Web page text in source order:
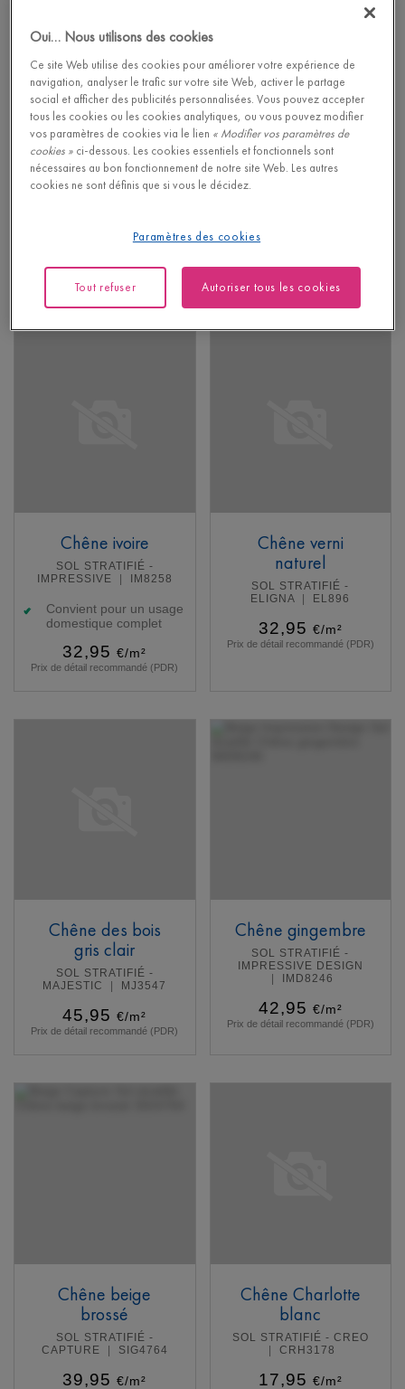
Merbau
SOL STRATIFIÉ -
€/m²
Chêne sableux
22,95 €/m²
Prix de détail recommandé (PDR)
Chêne ivoire
SOL STRATIFIÉ -
IMPRESSIVE
IM8258
Convient pour un usage
domestique complet
32,95 €/m²
Prix de détail recommandé (PDR)
Chêne verni
naturel
SOL STRATIFIÉ -
ELIGNA
EL896
32,95 €/m²
Prix de détail recommandé (PDR)
Chêne des bois
gris clair
SOL STRATIFIÉ -
MAJESTIC
MJ3547
45,95 €/m²
Prix de détail recommandé (PDR)
Chêne gingembre
SOL STRATIFIÉ -
IMPRESSIVE DESIGN
IMD8246
42,95 €/m²
Prix de détail recommandé (PDR)
Chêne beige
brossé
SOL STRATIFIÉ -
CAPTURE
SIG4764
39,95 €/m²
Chêne Charlotte
blanc
SOL STRATIFIÉ - CREO
CRH3178
17,95 €/m²
Oui… Nous utilisons des cookies
Ce site Web utilise des cookies pour améliorer votre expérience de
navigation, analyser le trafic sur votre site Web, activer le partage
social et afficher des publicités personnalisées. Vous pouvez accepter
tous les cookies ou les cookies analytiques, ou vous pouvez modifier
vos paramètres de cookies via le lien « Modifier vos paramètres de
cookies » ci-dessous. Les cookies essentiels et fonctionnels sont
nécessaires au bon fonctionnement de notre site Web. Les autres
cookies ne sont définis que si vous le décidez.
Paramètres des cookies
Tout refuser Autoriser tous les cookies